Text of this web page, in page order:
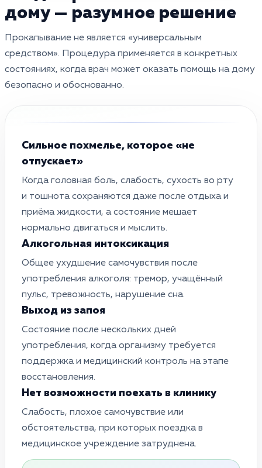
дому — разумное решение
Прокапывание не является «универсальным
средством». Процедура применяется в конкретных
состояниях, когда врач может оказать помощь на дому
безопасно и обоснованно.
Сильное похмелье, которое «не
отпускает»
Когда головная боль, слабость, сухость во рту
и тошнота сохраняются даже после отдыха и
приёма жидкости, а состояние мешает
нормально двигаться и мыслить.
Алкогольная интоксикация
Общее ухудшение самочувствия после
употребления алкоголя: тремор, учащённый
пульс, тревожность, нарушение сна.
Выход из запоя
Состояние после нескольких дней
употребления, когда организму требуется
поддержка и медицинский контроль на этапе
восстановления.
Нет возможности поехать в клинику
Слабость, плохое самочувствие или
обстоятельства, при которых поездка в
медицинское учреждение затруднена.